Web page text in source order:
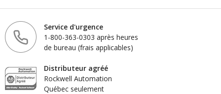
Service d'urgence
1-800-363-0303 après heures
de bureau (frais applicables)
Distributeur agréé
Rockwell Automation
Québec seulement